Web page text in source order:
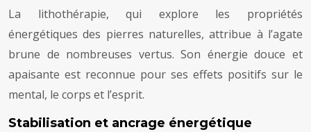
La lithothérapie, qui explore les propriétés
énergétiques des pierres naturelles, attribue à l’agate
brune de nombreuses vertus. Son énergie douce et
apaisante est reconnue pour ses effets positifs sur le
mental, le corps et l’esprit.
Stabilisation et ancrage énergétique